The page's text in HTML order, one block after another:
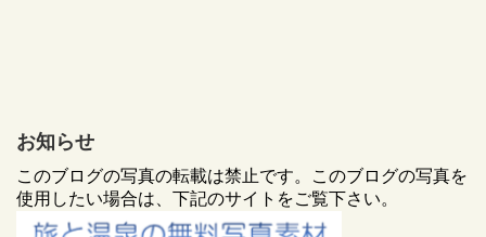
お知らせ
このブログの写真の転載は禁止です。このブログの写真を
使用したい場合は、下記のサイトをご覧下さい。